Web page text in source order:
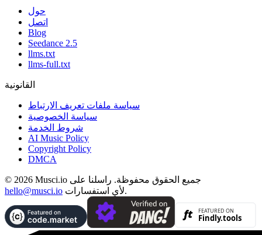
حول
اتصل
Blog
Seedance 2.5
llms.txt
llms-full.txt
القانونية
سياسة ملفات تعريف الارتباط
سياسة الخصوصية
شروط الخدمة
AI Music Policy
Copyright Policy
DMCA
© 2026 Musci.io جميع الحقوق محفوظة. راسلنا على
hello@musci.io
لأي استفسارات.